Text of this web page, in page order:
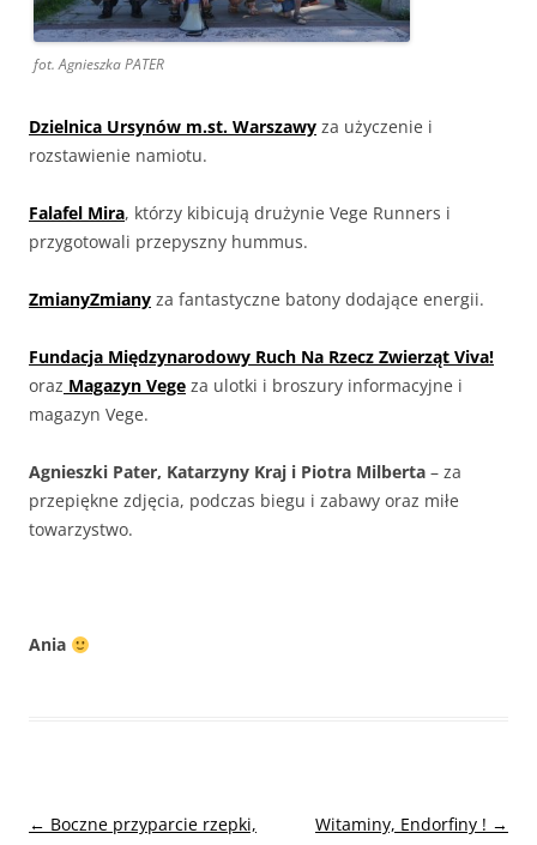
fot. Agnieszka PATER
Dzielnica Ursynów m.st. Warszawy za użyczenie i
rozstawienie namiotu.
Falafel Mira, którzy kibicują drużynie Vege Runners i
przygotowali przepyszny hummus.
ZmianyZmiany za fantastyczne batony dodające energii.
Fundacja Międzynarodowy Ruch Na Rzecz Zwierząt Viva!
oraz Magazyn Vege za ulotki i broszury informacyjne i
magazyn Vege.
Agnieszki Pater, Katarzyny Kraj i Piotra Milberta – za
przepiękne zdjęcia, podczas biegu i zabawy oraz miłe
towarzystwo.
Ania
Nawigacja
← Boczne przyparcie rzepki,
Witaminy, Endorfiny ! →